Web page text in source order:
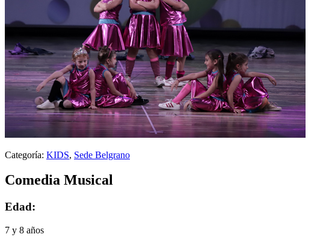
Categoría: KIDS, Sede Belgrano
Comedia Musical
Edad:
7 y 8 años